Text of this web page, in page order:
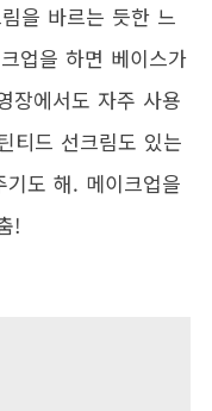
을 바르는 듯한 느
업을 하면 베이스가
장에서도 자주 사용
티드 선크림도 있는
도 해. 메이크업을
!